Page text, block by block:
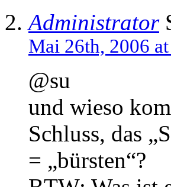
Administrator
Mai 26th, 2006
@su
und wieso
Schluss, das
= „bürsten“?